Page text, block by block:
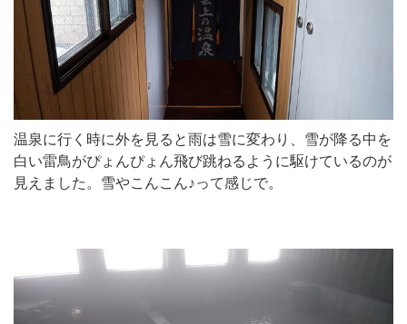
温泉に行く時に外を見ると雨は雪に変わり、雪が降る中を
白い雷鳥がぴょんぴょん飛び跳ねるように駆けているのが
見えました。雪やこんこん♪って感じで。